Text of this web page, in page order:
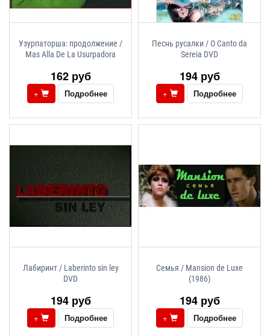
Узурпаторша: продолжение /
Mas Alla De La Usurpadora
162 руб
+ Подробнее
Песнь русалки / O Canto da
Sereia DVD
194 руб
+ Подробнее
Лабиринт / Laberinto sin ley
DVD
194 руб
+ Подробнее
Семья / Mansion de Luxe
(1986)
194 руб
+ Подробнее